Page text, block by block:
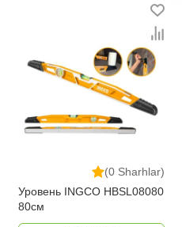
(0 Sharhlar)
Уровень INGCO HBSL08080
80см